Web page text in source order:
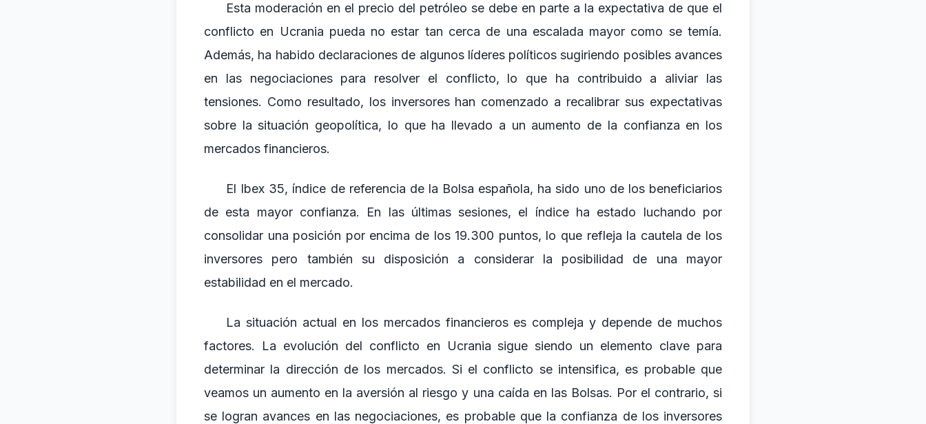
Esta moderación en el precio del petróleo se debe en parte a la expectativa de que el
conflicto en Ucrania pueda no estar tan cerca de una escalada mayor como se temía.
Además, ha habido declaraciones de algunos líderes políticos sugiriendo posibles avances
en las negociaciones para resolver el conflicto, lo que ha contribuido a aliviar las
tensiones. Como resultado, los inversores han comenzado a recalibrar sus expectativas
sobre la situación geopolítica, lo que ha llevado a un aumento de la confianza en los
mercados financieros.
El Ibex 35, índice de referencia de la Bolsa española, ha sido uno de los beneficiarios
de esta mayor confianza. En las últimas sesiones, el índice ha estado luchando por
consolidar una posición por encima de los 19.300 puntos, lo que refleja la cautela de los
inversores pero también su disposición a considerar la posibilidad de una mayor
estabilidad en el mercado.
La situación actual en los mercados financieros es compleja y depende de muchos
factores. La evolución del conflicto en Ucrania sigue siendo un elemento clave para
determinar la dirección de los mercados. Si el conflicto se intensifica, es probable que
veamos un aumento en la aversión al riesgo y una caída en las Bolsas. Por el contrario, si
se logran avances en las negociaciones, es probable que la confianza de los inversores